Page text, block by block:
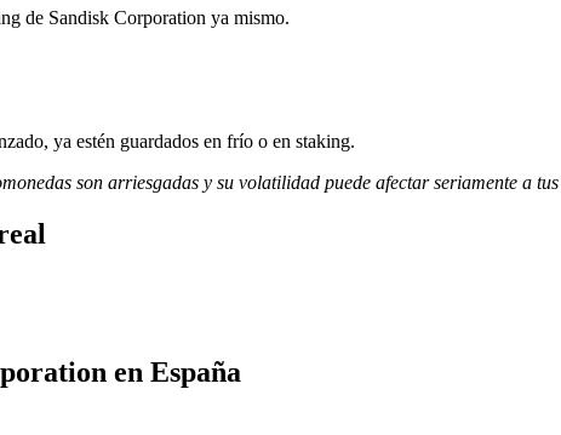
de Sandisk Corporation ya mismo.
ya estén guardados en frío o en staking.
son arriesgadas y su volatilidad puede afectar seriamente a
en España